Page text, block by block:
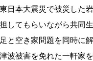
東日本大震災で被災した
担してもらいながら共同
足と空き家問題を同時に
津波被害を免れた一軒家